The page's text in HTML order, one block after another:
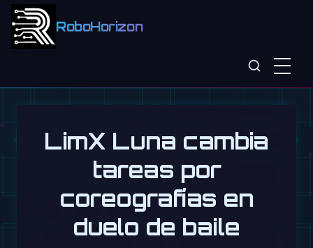
RoboHorizon
LimX Luna cambia
tareas por
coreografías en
duelo de baile